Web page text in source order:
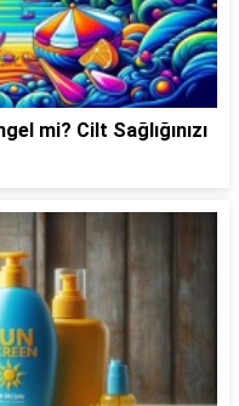
mi? Cilt Sağlığınızı